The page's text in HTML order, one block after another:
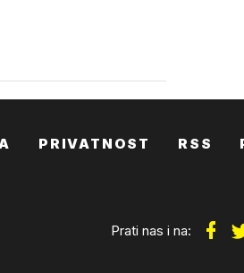
PRIVATNOST RSS
Prati nas i na: